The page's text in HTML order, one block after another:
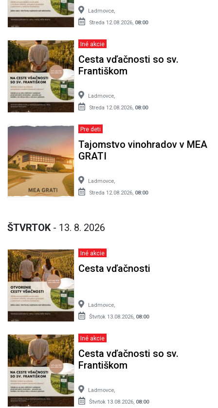
Ladmovce,
Streda 12.08.2026, 08:00
Iné akcie
Cesta vďačnosti so sv.
Františkom
Ladmovce,
Streda 12.08.2026, 08:00
Pre deti
Tajomstvo vinohradov v MEA
GRATI
Ladmovce,
Streda 12.08.2026, 08:00
ŠTVRTOK - 13. 8. 2026
Iné akcie
Cesta vďačnosti
Ladmovce,
Štvrtok 13.08.2026, 08:00
Iné akcie
Cesta vďačnosti so sv.
Františkom
Ladmovce,
Štvrtok 13.08.2026, 08:00